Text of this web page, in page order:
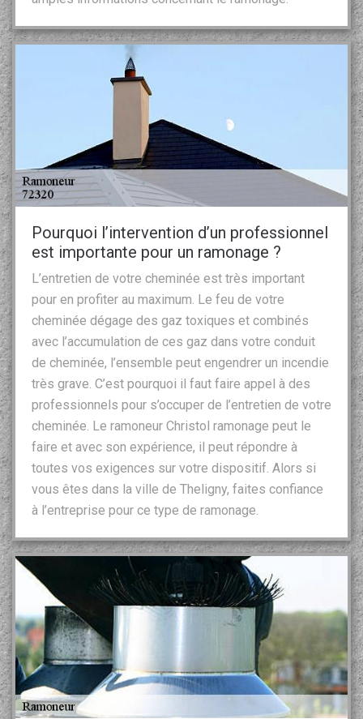
Pourquoi l’intervention d’un professionnel
est importante pour un ramonage ?
L’entretien de votre cheminée est très important
pour en profiter au maximum. Le feu de votre
cheminée dégage des gaz toxiques et combinés
avec l’accumulation de ces gaz dans votre conduit
de cheminée, l’ensemble peut engendrer un incendie
très grave. C’est pourquoi il faut faire appel à des
professionnels pour s’occuper de l’entretien de votre
cheminée. Le ramoneur Christol ramonage peut le
faire et avec son expérience, il peut répondre à
toutes vos exigences sur votre dispositif. Alors si
vous êtes dans la ville de Theligny, faites confiance
à l’entreprise pour ce type de ramonage.